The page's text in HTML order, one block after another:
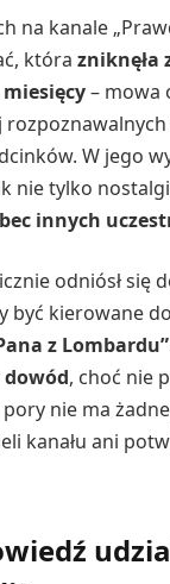
na kanale
która zniknęła
– mowa
W jego
nie tylko
innych
odniósł się
być kierowane
z Lombardu”
, choć nie
nie ma
kanału ani